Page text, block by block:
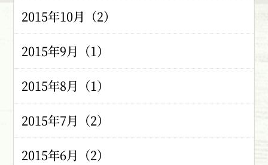
2015年10月（2）
2015年9月（1）
2015年8月（1）
2015年7月（2）
2015年6月（2）